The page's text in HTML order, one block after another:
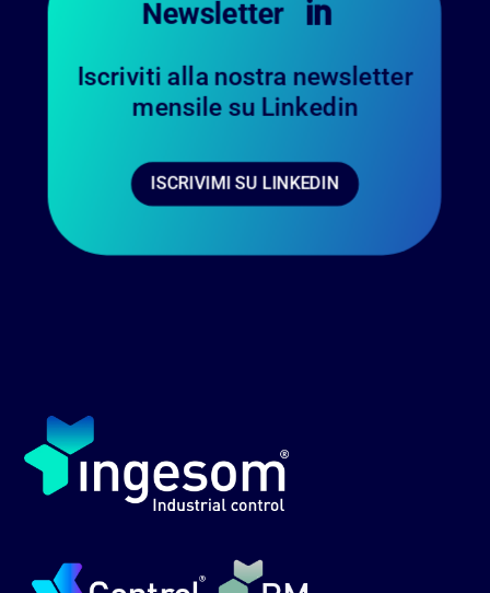

Newsletter
Iscriviti alla nostra newsletter
mensile su Linkedin
ISCRIVIMI SU LINKEDIN